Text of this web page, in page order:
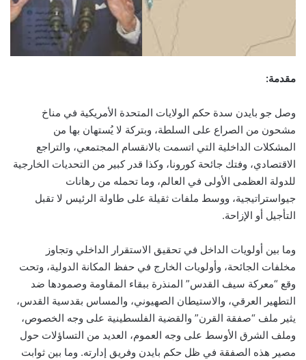
مقدمة:
وصل جو بايدن سدة حكم الولايات المتحدة الأمريكية في مناخ
مشحون من الصراع على السلطة، وبتركة لا يُستهان بها من
المشكلات الداخلية التي اتسمت بالانقسام المجتمعي، والتراجع
الاقتصادي، وفتك جائحة كورونا، وكذا قدر كبير من التحديات الخارجية
للدولة العظمى الأولى في العالم، وما تحمله من رهانات
جيواستراتيجية، ووسط ملفات ثقيلة على طاولة الرئيس لا تقبل
التأجيل أو الإزاحة.
وما بين أولويات الداخل في تحقيق الاستقرار الداخلي وتجاوز
مخلفات الجائحة، وأولويات الخارج في حفظ المكانة الدولية، وتحت
وقع “معركة سيف القدس” المنذرة ببقاء المقاومة وصمودها ضد
التطهير العرقي، والاستيطان الصهيوني، والمساس بقدسية القدس،
يثير ملف “صفقة القرن” والقضية الفلسطينية على وجه الخصوص،
وملف الشرق الأوسط على وجه العموم، العديد من التساؤلات حول
مصير هذه الصفقة في ظل حكم بايدن وفريق إدارته. وما بين ثوابت